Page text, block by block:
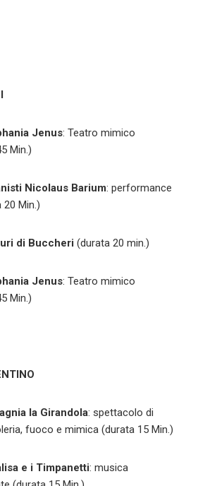
Jenus: Teatro mimico
Min.)
Nicolaus Barium: performance
20 Min.)
di Buccheri (durata 20 min.)
Jenus: Teatro mimico
Min.)
la Girandola: spettacolo di
fuoco e mimica (durata 15 Min.)
e i Timpanetti: musica